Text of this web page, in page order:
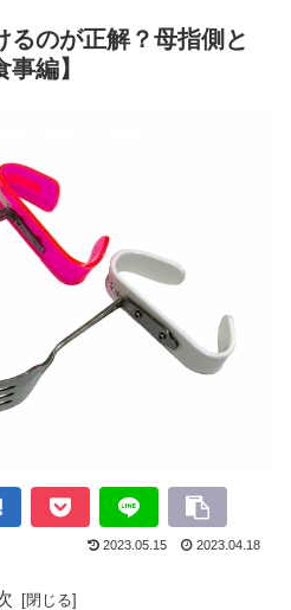
るのが正解？母指側と
編】
2023.05.15 2023.04.18